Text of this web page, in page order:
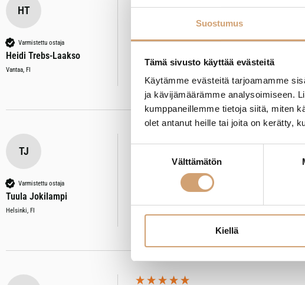
Suostumus
Tämä sivusto käyttää evästeitä
Käytämme evästeitä tarjoamamme
ja kävijämäärämme analysoimiseen.
kumppaneillemme tietoja siitä, miten
olet antanut heille tai joita on kerätty,
Välttämätön
Kiellä
HT
Varmistettu ostaja
Heidi Trebs-Laakso
Vantaa, FI
ILSA teräksinen paistopelti 39x28cm
Oliko tämä arvostelu hyödyllinen? Kyllä Ilmoita
TJ
Varmistettu ostaja
Tuula Jokilampi
Helsinki, FI
ILSA teräksinen paistopelti 39x28cm
Arvostelija ei jättänyt kommenttia